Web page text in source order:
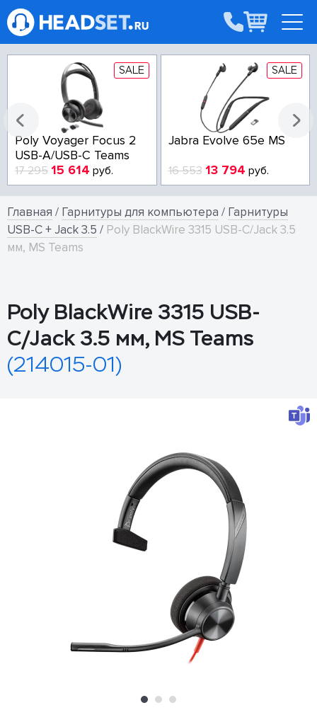
SALE
Poly Voyager Focus 2
USB-A/USB-C Teams
17 295 15 614 руб.
SALE
Jabra Evolve 65e MS
16 553 13 794 руб.
Главная / Гарнитуры для компьютера / Гарнитуры
USB-C + Jack 3.5 / Poly BlackWire 3315 USB-C/Jack 3.5
мм, MS Teams
Poly BlackWire 3315 USB-
C/Jack 3.5 мм, MS Teams
(214015-01)